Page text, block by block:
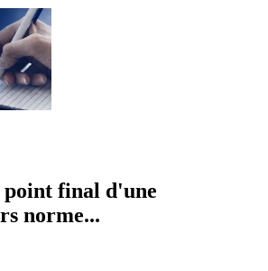
final d'une
norme...